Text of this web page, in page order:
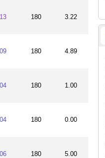
180 3.22
180 4.89
180 1.00
180 0.00
180 5.00